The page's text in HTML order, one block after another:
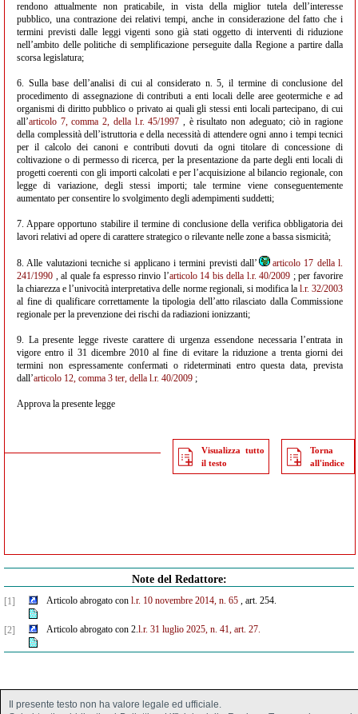
rendono attualmente non praticabile, in vista della miglior tutela dell’interesse
pubblico, una contrazione dei relativi tempi, anche in considerazione del fatto che i
termini previsti dalle leggi vigenti sono già stati oggetto di interventi di riduzione
nell’ambito delle politiche di semplificazione perseguite dalla Regione a partire dalla
scorsa legislatura;
6. Sulla base dell’analisi di cui al considerato n. 5, il termine di conclusione del
procedimento di assegnazione di contributi a enti locali delle aree geotermiche e ad
organismi di diritto pubblico o privato ai quali gli stessi enti locali partecipano, di cui
all’articolo 7, comma 2, della l.r. 45/1997 , è risultato non adeguato; ciò in ragione
della complessità dell’istruttoria e della necessità di attendere ogni anno i tempi tecnici
per il calcolo dei canoni e contributi dovuti da ogni titolare di concessione di
coltivazione o di permesso di ricerca, per la presentazione da parte degli enti locali di
progetti coerenti con gli importi calcolati e per l’acquisizione al bilancio regionale, con
legge di variazione, degli stessi importi; tale termine viene conseguentemente
aumentato per consentire lo svolgimento degli adempimenti suddetti;
7. Appare opportuno stabilire il termine di conclusione della verifica obbligatoria dei
lavori relativi ad opere di carattere strategico o rilevante nelle zone a bassa sismicità;
8. Alle valutazioni tecniche si applicano i termini previsti dall’
articolo 17 della l.
241/1990 , al quale fa espresso rinvio l’articolo 14 bis della l.r. 40/2009 ; per favorire
la chiarezza e l’univocità interpretativa delle norme regionali, si modifica la l.r. 32/2003
al fine di qualificare correttamente la tipologia dell’atto rilasciato dalla Commissione
regionale per la prevenzione dei rischi da radiazioni ionizzanti;
9. La presente legge riveste carattere di urgenza essendone necessaria l’entrata in
vigore entro il 31 dicembre 2010 al fine di evitare la riduzione a trenta giorni dei
termini non espressamente confermati o rideterminati entro questa data, prevista
dall’articolo 12, comma 3 ter, della l.r. 40/2009 ;
Approva la presente legge
Visualizza tutto
il testo
Torna
all'indice
Note del Redattore:
[1] Articolo abrogato con l.r. 10 novembre 2014, n. 65, art. 254.
[2] Articolo abrogato con 2.l.r. 31 luglio 2025, n. 41, art. 27.
Il presente testo non ha valore legale ed ufficiale.